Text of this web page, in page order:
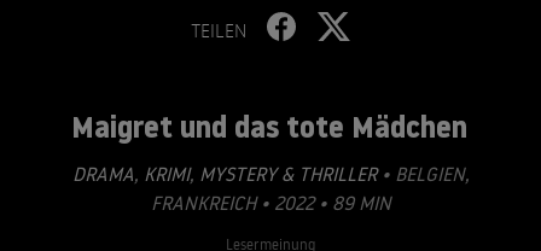
TEILEN
Maigret und das tote Mädchen
DRAMA, KRIMI, MYSTERY & THRILLER• BELGIEN,
FRANKREICH • 2022 • 89 MIN
Lesermeinung